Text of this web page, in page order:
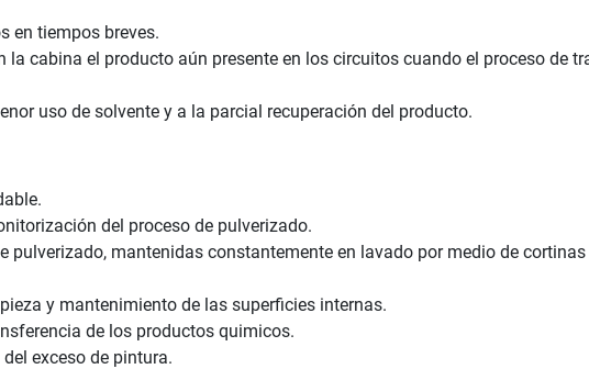
en tiempos breves.
cabina el producto aún presente en los circuitos cuando el proceso de
uso de solvente y a la parcial recuperación del producto.
del proceso de pulverizado.
pulverizado, mantenidas constantemente en lavado por medio de cortinas
y mantenimiento de las superficies internas.
de los productos quimicos.
exceso de pintura.